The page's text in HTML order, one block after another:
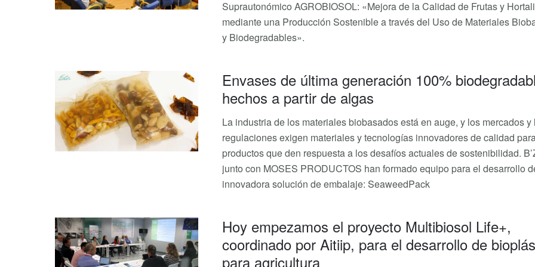
Suprautonómico AGROBIOSOL: «Mejora de la Calidad de Frutas y
mediante una Producción Sostenible a través del Uso de Materiales
y Biodegradables».
Envases de última generación 100%
hechos a partir de algas
La industria de los materiales biobasados está en auge, y los mercados y
regulaciones exigen materiales y tecnologías innovadores de calidad
productos que den respuesta a los desafíos actuales de sostenibilidad.
junto con MOSES PRODUCTOS han formado equipo para el desarrollo
innovadora solución de embalaje: SeaweedPack
Hoy empezamos el proyecto Multibiosol Life+,
coordinado por Aitiip, para el desarrollo de
para agricultura